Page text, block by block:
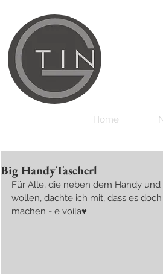
Home
Big HandyTascherl
Für Alle, die neben dem Handy
wollen, dachte ich mit, dass es
machen - e voila♥